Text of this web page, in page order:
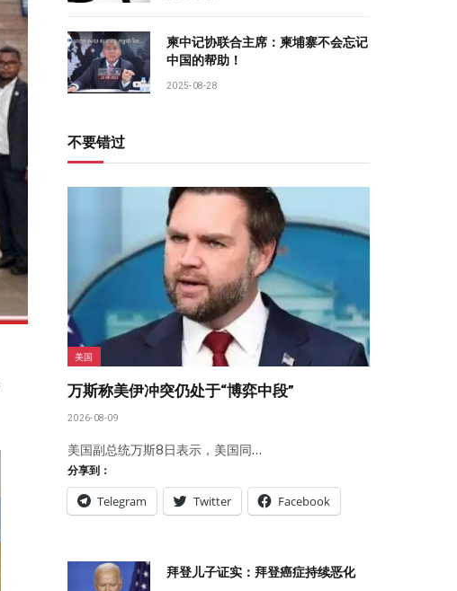
柬中记协联合主席：柬埔寨不会忘记
中国的帮助！
2025-08-28
不要错过
美国
万斯称美伊冲突仍处于“博弈中段”
2026-08-09
美国副总统万斯8日表示，美国同…
分享到：
Telegram Twitter Facebook
拜登儿子证实：拜登癌症持续恶化